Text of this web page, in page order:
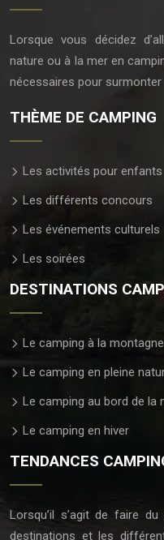
Lorsque vous décidez
nature ou à la mer en
nécessaires pour surmonter
THÈME DE CAMPING
Les activités pour enfants
Les différents concours
Les événements culturels
Les soirées
DESTINATIONS
Le camping à la montagne
Le camping en pleine
Le camping au bord de la
Le camping en hiver
TENDANCES
Lorsqu’il s’agit de faire
destinations et les